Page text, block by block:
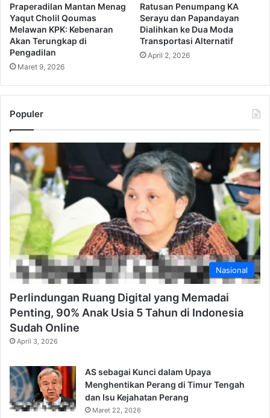
Praperadilan Mantan Menag
Yaqut Cholil Qoumas
Melawan KPK: Kebenaran
Akan Terungkap di
Pengadilan
Maret 9, 2026
Ratusan Penumpang KA
Serayu dan Papandayan
Dialihkan ke Dua Moda
Transportasi Alternatif
April 2, 2026
Populer
Nasional
Perlindungan Ruang Digital yang Memadai
Penting, 90% Anak Usia 5 Tahun di Indonesia
Sudah Online
April 3, 2026
AS sebagai Kunci dalam Upaya
Menghentikan Perang di Timur Tengah
dan Isu Kejahatan Perang
Maret 22, 2026